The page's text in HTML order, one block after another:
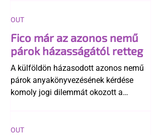
Fico már az azonos nemű
párok házasságától retteg
A külföldön házasodott azonos nemű
párok anyakönyvezésének kérdése
komoly jogi dilemmát okozott a
egyértelműen tiltja a házasságuk
OUT
OUT